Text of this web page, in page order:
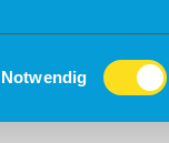
Einwilligungsauswahl
Notwendig